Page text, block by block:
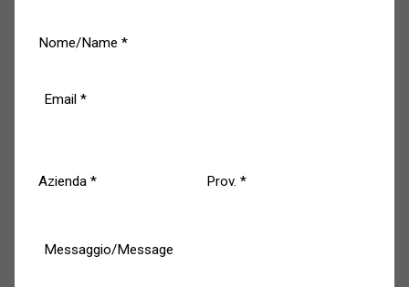
Sistema di sicurezza antinfortunistico
(Viscotroller® – Kalipè®).
Funzionamento (sistema di ritegno in apertura)